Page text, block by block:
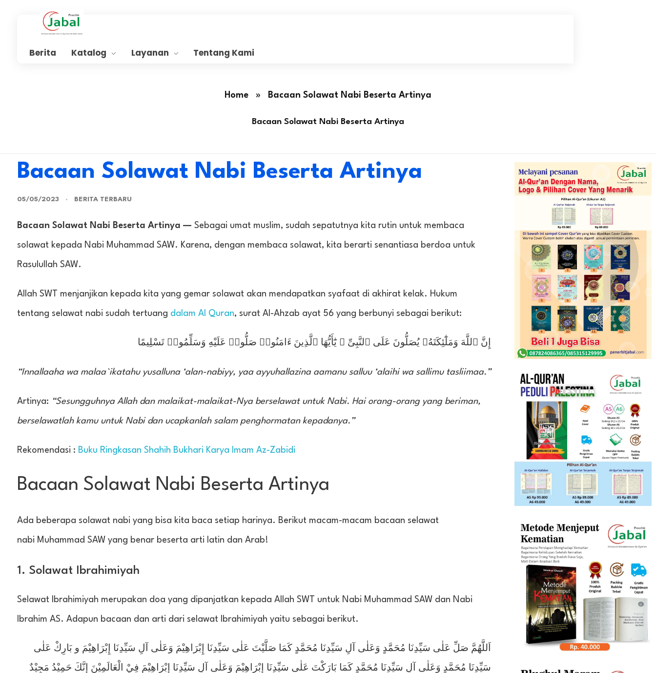
Berita Katalog Layanan Tentang Kami
Home » Bacaan Solawat Nabi Beserta Artinya
Bacaan Solawat Nabi Beserta Artinya
Bacaan Solawat Nabi Beserta Artinya
05/05/2023 BERITA TERBARU
Bacaan Solawat Nabi Beserta Artinya — Sebagai umat muslim, sudah sepatutnya kita rutin untuk membaca
solawat kepada Nabi Muhammad SAW. Karena, dengan membaca solawat, kita berarti senantiasa berdoa untuk
Rasulullah SAW.
Allah SWT menjanjikan kepada kita yang gemar solawat akan mendapatkan syafaat di akhirat kelak. Hukum
tentang selawat nabi sudah tertuang dalam Al Quran, surat Al-Ahzab ayat 56 yang berbunyi sebagai berikut:
إِنَّ ٱللَّهَ وَمَلَٰٓئِكَتَهُۥ يُصَلُّونَ عَلَى ٱلنَّبِىِّ ۚ يَٰٓأَيُّهَا ٱلَّذِينَ ءَامَنُوا۟ صَلُّوا۟ عَلَيْهِ وَسَلِّمُوا۟ تَسْلِيمًا
“Innallaaha wa malaa`ikatahu yusalluna ‘alan-nabiyy, yaa ayyuhallazina aamanu salluu ‘alaihi wa sallimu tasliimaa.”
Artinya: “Sesungguhnya Allah dan malaikat-malaikat-Nya berselawat untuk Nabi. Hai orang-orang yang beriman,
berselawatlah kamu untuk Nabi dan ucapkanlah salam penghormatan kepadanya.”
Rekomendasi : Buku Ringkasan Shahih Bukhari Karya Imam Az-Zabidi
Bacaan Solawat Nabi Beserta Artinya
Ada beberapa solawat nabi yang bisa kita baca setiap harinya. Berikut macam-macam bacaan selawat
nabi Muhammad SAW yang benar beserta arti latin dan Arab!
1. Solawat Ibrahimiyah
Selawat Ibrahimiyah merupakan doa yang dipanjatkan kepada Allah SWT untuk Nabi Muhammad SAW dan Nabi
Ibrahim AS. Adapun bacaan dan arti dari selawat Ibrahimiyah yaitu sebagai berikut.
اَللَّهُمَّ صَلِّ عَلٰى سَيِّدِنَا مُحَمَّدٍ وَعَلٰى آلِ سَيِّدِنَا مُحَمَّدٍ كَمَا صَلَّيْتَ عَلٰى سَيِّدِنَا إِبْرَاهِيْمَ وَعَلٰى آلِ سَيِّدِنَا إِبْرَاهِيْمَ و بَارِكْ عَلٰى
سَيِّدِنَا مُحَمَّدٍ وَعَلٰى آلِ سَيِّدِنَا مُحَمَّدٍ كَمَا بَارَكْتَ عَلٰى سَيِّدِنَا إِبْرَاهِيْمَ وَعَلٰى آلِ سَيِّدِنَا إِبْرَاهِيْمَ فِيْ الْعَالَمِيْنَ إِنَّكَ حَمِيْدُ مَجِيْدٌ